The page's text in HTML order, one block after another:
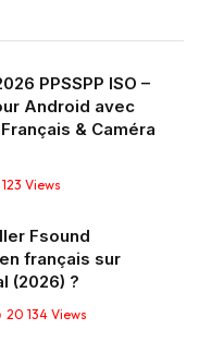
PPSSPP ISO –
Android avec
& Caméra
Views
Fsound
français sur
(2026) ?
20 134 Views